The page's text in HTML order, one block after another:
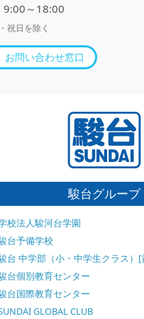
9:00～18:00
祝日を除く
お問い合わせ窓口
駿台グループ
校法人駿河台学園
台予備学校
台 中学部（小・中学生クラス）
台個別教育センター
台国際教育センター
GLOBAL CLUB